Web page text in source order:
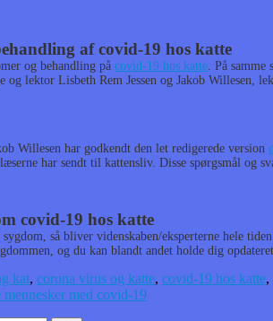
af covid-19 hos katte
og behandling på covid-19 hos katte . På
og lektor Lisbeth Rem Jessen og Jakob Willesen,
Willesen har godkendt den let redigerede version
har sendt til kattensliv. Disse spørgsmål og
covid-19 hos katte
så bliver videnskaben/eksperterne hele
og du kan blandt andet holde dig
kat, corona virus og katte, covid-19 hos katte,
mennesker med covid-19